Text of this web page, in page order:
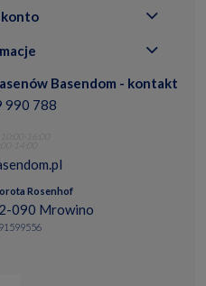
Basendom - kontakt
990 788
Rosenhof
090 Mrowino